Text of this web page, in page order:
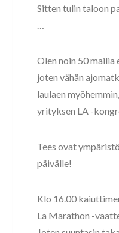
Sitten tulin taloon
…
Olen noin 50 mailia
joten vähän
laulaen
yrityksen LA -
Tees ovat
päivälle!
Klo 16.00
La Marathon -